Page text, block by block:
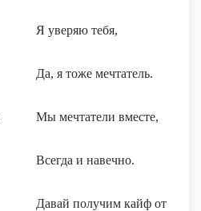
Я уверяю тебя,
Да, я тоже мечтатель.
Мы мечтатели вместе,
Всегда и навечно.
Давай получим кайф от